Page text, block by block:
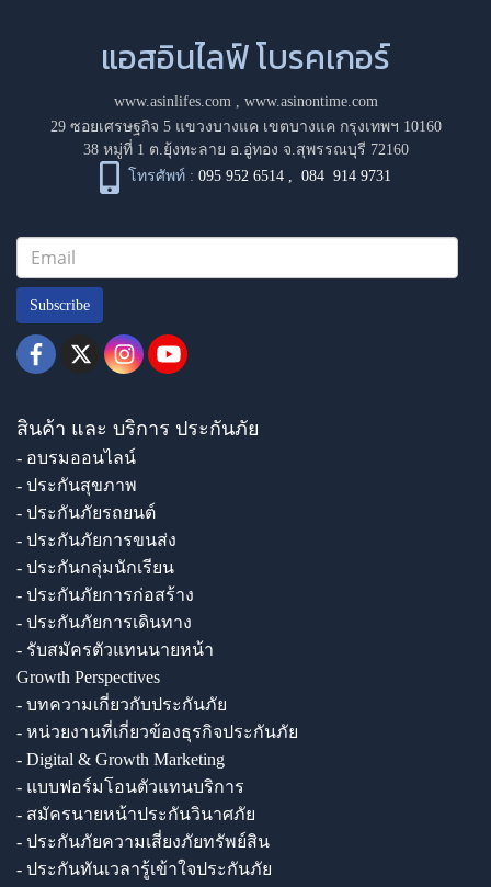
แอสอินไลฟ์ โบรคเกอร์
www.asinlifes.com, www.asinontime.com
29 ซอยเศรษฐกิจ 5 แขวงบางแค เขตบางแค กรุงเทพฯ 10160
38 หมู่ที่ 1 ต.ยุ้งทะลาย อ.อู่ทอง จ.สุพรรณบุรี 72160
โทรศัพท์ : 095 952 6514 ,084 914 9731
Subscribe
สินค้า และ บริการ ประกันภัย
- อบรมออนไลน์
- ประกันสุขภาพ
- ประกันภัยรถยนต์
- ประกันภัยการขนส่ง
- ประกันกลุ่มนักเรียน
- ประกันภัยการก่อสร้าง
- ประกันภัยการเดินทาง
- รับสมัครตัวแทนนายหน้า
Growth Perspectives
- บทความเกี่ยวกับประกันภัย
- หน่วยงานที่เกี่ยวข้องธุรกิจประกันภัย
- Digital & Growth Marketing
- แบบฟอร์มโอนตัวแทนบริการ
- สมัครนายหน้าประกันวินาศภัย
- ประกันภัยความเสี่ยงภัยทรัพย์สิน
- ประกันทันเวลารู้เข้าใจประกันภัย